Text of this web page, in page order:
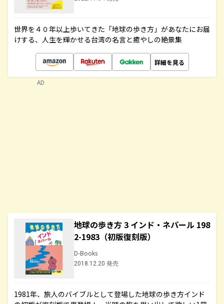
世界を４０年以上歩いてきた「地球の歩き方」があなたにお届
けする、人生を輝かせる台湾の名言と癒やしの絶景集
詳細を見る
地球の歩き方 3 インド・ネパール 198
2-1983（初版復刻版）
D-Books
2018.12.20 発売
1981年、旅人のバイブルとして登場した地球の歩き方インド
AD